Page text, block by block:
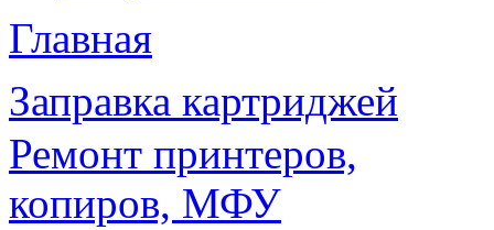
Главная
Заправка картриджей
Ремонт принтеров,
копиров, МФУ